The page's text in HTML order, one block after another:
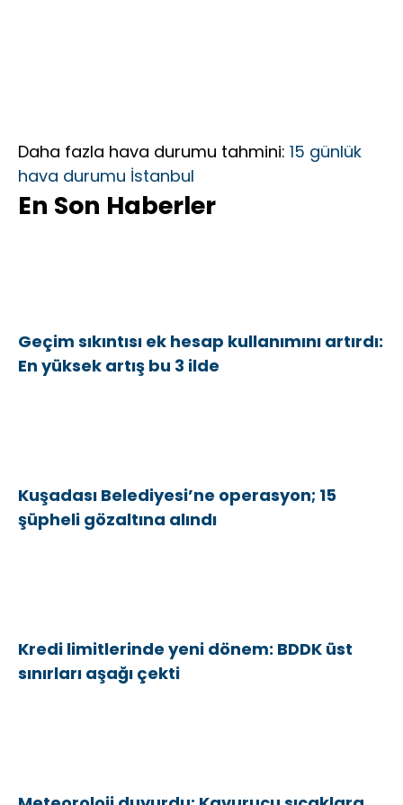
Daha fazla hava durumu tahmini: 15 günlük
hava durumu İstanbul
En Son Haberler
Geçim sıkıntısı ek hesap kullanımını artırdı:
En yüksek artış bu 3 ilde
Kuşadası Belediyesi’ne operasyon; 15
şüpheli gözaltına alındı
Kredi limitlerinde yeni dönem: BDDK üst
sınırları aşağı çekti